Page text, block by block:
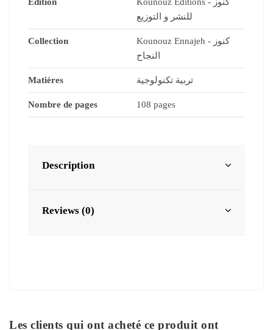
Edition
Kounouz Editions - كنوز
للنشر و التوزيع
Collection
Kounouz Ennajeh - كنوز
النجاح
Matières تربية تكنولوجية
Nombre de pages 108 pages
Description
Reviews (0)
Les clients qui ont acheté ce produit ont